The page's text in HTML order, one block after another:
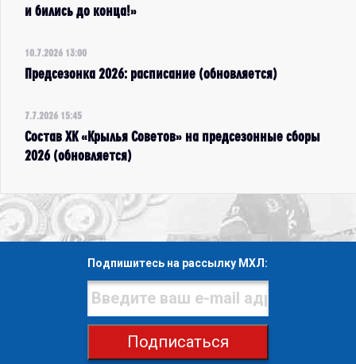
и бились до конца!»
10.7.2026 13:00
Предсезонка 2026: расписание (обновляется)
7.7.2026 15:45
Состав ХК «Крылья Советов» на предсезонные сборы
2026 (обновляется)
Подпишитесь на рассылку МХЛ:
Подписаться